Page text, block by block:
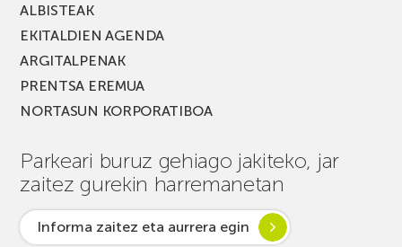
ALBISTEAK
EKITALDIEN AGENDA
ARGITALPENAK
PRENTSA EREMUA
NORTASUN KORPORATIBOA
Parkeari buruz gehiago jakiteko, jar
zaitez gurekin harremanetan
Informa zaitez eta aurrera egin